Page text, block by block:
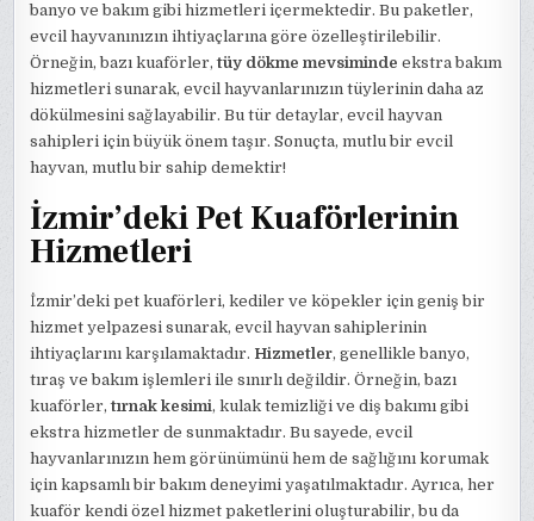
banyo ve bakım gibi hizmetleri içermektedir. Bu paketler,
evcil hayvanınızın ihtiyaçlarına göre özelleştirilebilir.
Örneğin, bazı kuaförler,tüy dökme mevsiminde ekstra bakım
hizmetleri sunarak, evcil hayvanlarınızın tüylerinin daha az
dökülmesini sağlayabilir. Bu tür detaylar, evcil hayvan
sahipleri için büyük önem taşır. Sonuçta, mutlu bir evcil
hayvan, mutlu bir sahip demektir!
İzmir’deki Pet Kuaförlerinin
Hizmetleri
İzmir’deki pet kuaförleri, kediler ve köpekler için geniş bir
hizmet yelpazesi sunarak, evcil hayvan sahiplerinin
ihtiyaçlarını karşılamaktadır. Hizmetler, genellikle banyo,
tıraş ve bakım işlemleri ile sınırlı değildir. Örneğin, bazı
kuaförler,tırnak kesimi, kulak temizliği ve diş bakımı gibi
ekstra hizmetler de sunmaktadır. Bu sayede, evcil
hayvanlarınızın hem görünümünü hem de sağlığını korumak
için kapsamlı bir bakım deneyimi yaşatılmaktadır. Ayrıca, her
kuaför kendi özel hizmet paketlerini oluşturabilir, bu da